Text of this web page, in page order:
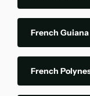
French Guiana
French